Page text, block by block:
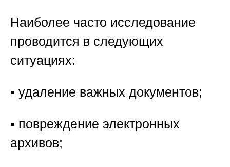
Наиболее часто исследование
проводится в следующих
ситуациях:
▪️ удаление важных документов;
▪️ повреждение электронных
архивов;